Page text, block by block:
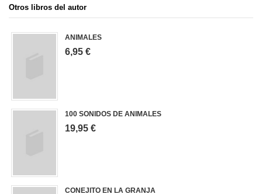
Otros libros del autor
ANIMALES
6,95 €
100 SONIDOS DE ANIMALES
19,95 €
CONEJITO EN LA GRANJA